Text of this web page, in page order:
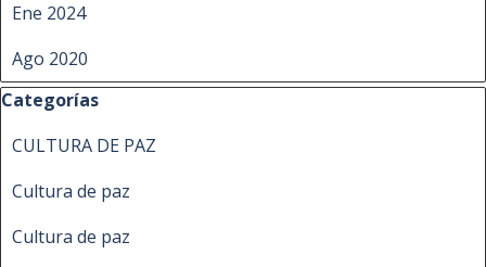
Ene 2024
Ago 2020
Saltar el bloque Categorías
Categorías
CULTURA DE PAZ
Cultura de paz
Cultura de paz